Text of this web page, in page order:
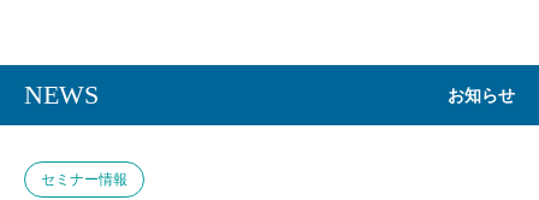
NEWS お知らせ
セミナー情報